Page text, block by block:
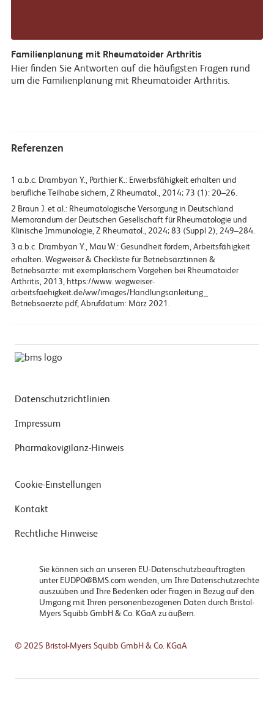
Familienplanung mit Rheumatoider Arthritis
Hier finden Sie Antworten auf die häufigsten Fragen rund
um die Familienplanung mit Rheumatoider Arthritis.
Referenzen
1
Drambyan Y., Parthier K.: Erwerbsfähigkeit erhalten und
berufliche Teilhabe sichern, Z Rheumatol., 2014; 73 (1): 20–26.
2 Braun J. et al.: Rheumatologische Versorgung in Deutschland
Memorandum der Deutschen Gesellschaft für Rheumatologie und
Klinische Immunologie, Z Rheumatol., 2024; 83 (Suppl 2), 249–284.
3
Drambyan Y., Mau W.: Gesundheit fördern, Arbeitsfähigkeit
erhalten. Wegweiser & Checkliste für Betriebsärztinnen &
Betriebsärzte: mit exemplarischem Vorgehen bei Rheumatoider
Arthritis, 2013, https://www. wegweiser-
arbeitsfaehigkeit.de/ww/images/Handlungsanleitung_
Betriebsaerzte.pdf, Abrufdatum: März 2021.
Datenschutzrichtlinien
Impressum
Pharmakovigilanz-Hinweis
Cookie-Einstellungen
Kontakt
Rechtliche Hinweise
Sie können sich an unseren EU-Datenschutzbeauftragten
unter EUDPO@BMS.com wenden, um Ihre Datenschutzrechte
auszuüben und Ihre Bedenken oder Fragen in Bezug auf den
Umgang mit Ihren personenbezogenen Daten durch Bristol-
Myers Squibb GmbH & Co. KGaA zu äußern.
© 2025 Bristol-Myers Squibb GmbH & Co. KGaA